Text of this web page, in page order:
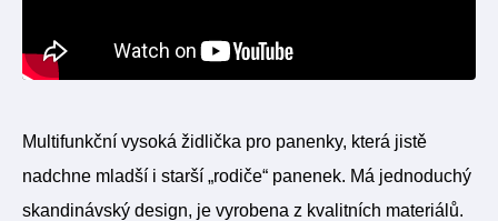
Multifunkční vysoká židlička pro panenky, která jistě
nadchne mladší i starší „rodiče“ panenek. Má jednoduchý
skandinávský design, je vyrobena z kvalitních materiálů.